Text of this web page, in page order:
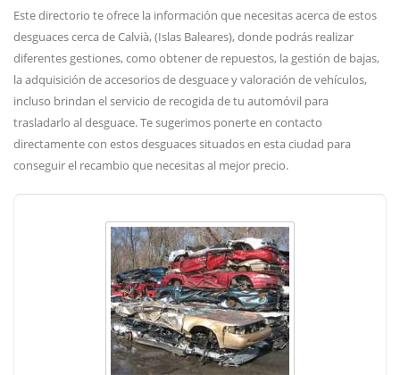
Este directorio te ofrece la información que necesitas acerca de estos
desguaces cerca de Calvià, (Islas Baleares), donde podrás realizar
diferentes gestiones, como obtener de repuestos, la gestión de bajas,
la adquisición de accesorios de desguace y valoración de vehículos,
incluso brindan el servicio de recogida de tu automóvil para
trasladarlo al desguace. Te sugerimos ponerte en contacto
directamente con estos desguaces situados en esta ciudad para
conseguir el recambio que necesitas al mejor precio.